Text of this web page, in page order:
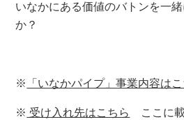
いなかにある価値のバトンを一
か？
※ 「いなかパイプ」事業内容は
※ 受け入れ先はこちら
ここに